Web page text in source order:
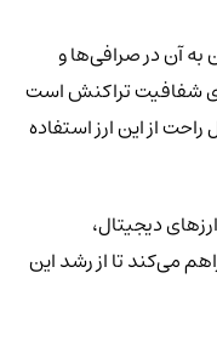
آن در صرافی‌ها و
شفافیت تراکنش است
از این ارز استفاده
دیجیتال،
می‌کند تا از رشد این